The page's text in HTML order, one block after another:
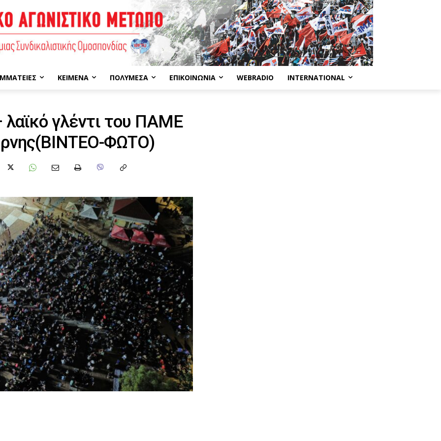
ΚΕΊΜΕΝΑ ΠΟΛΥΜΈΣΑ ΕΠΙΚΟΙΝΩΝΊΑ WEBRADIO INTERNATIONAL
γλέντι του ΠΑΜΕ
ΦΩΤΟ)